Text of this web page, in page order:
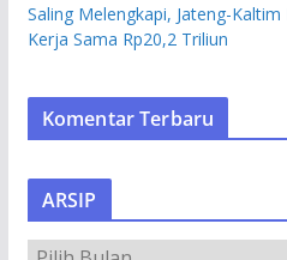
Saling Melengkapi, Jateng-
Kerja Sama Rp20,2 Triliun
Komentar Terbaru
ARSIP